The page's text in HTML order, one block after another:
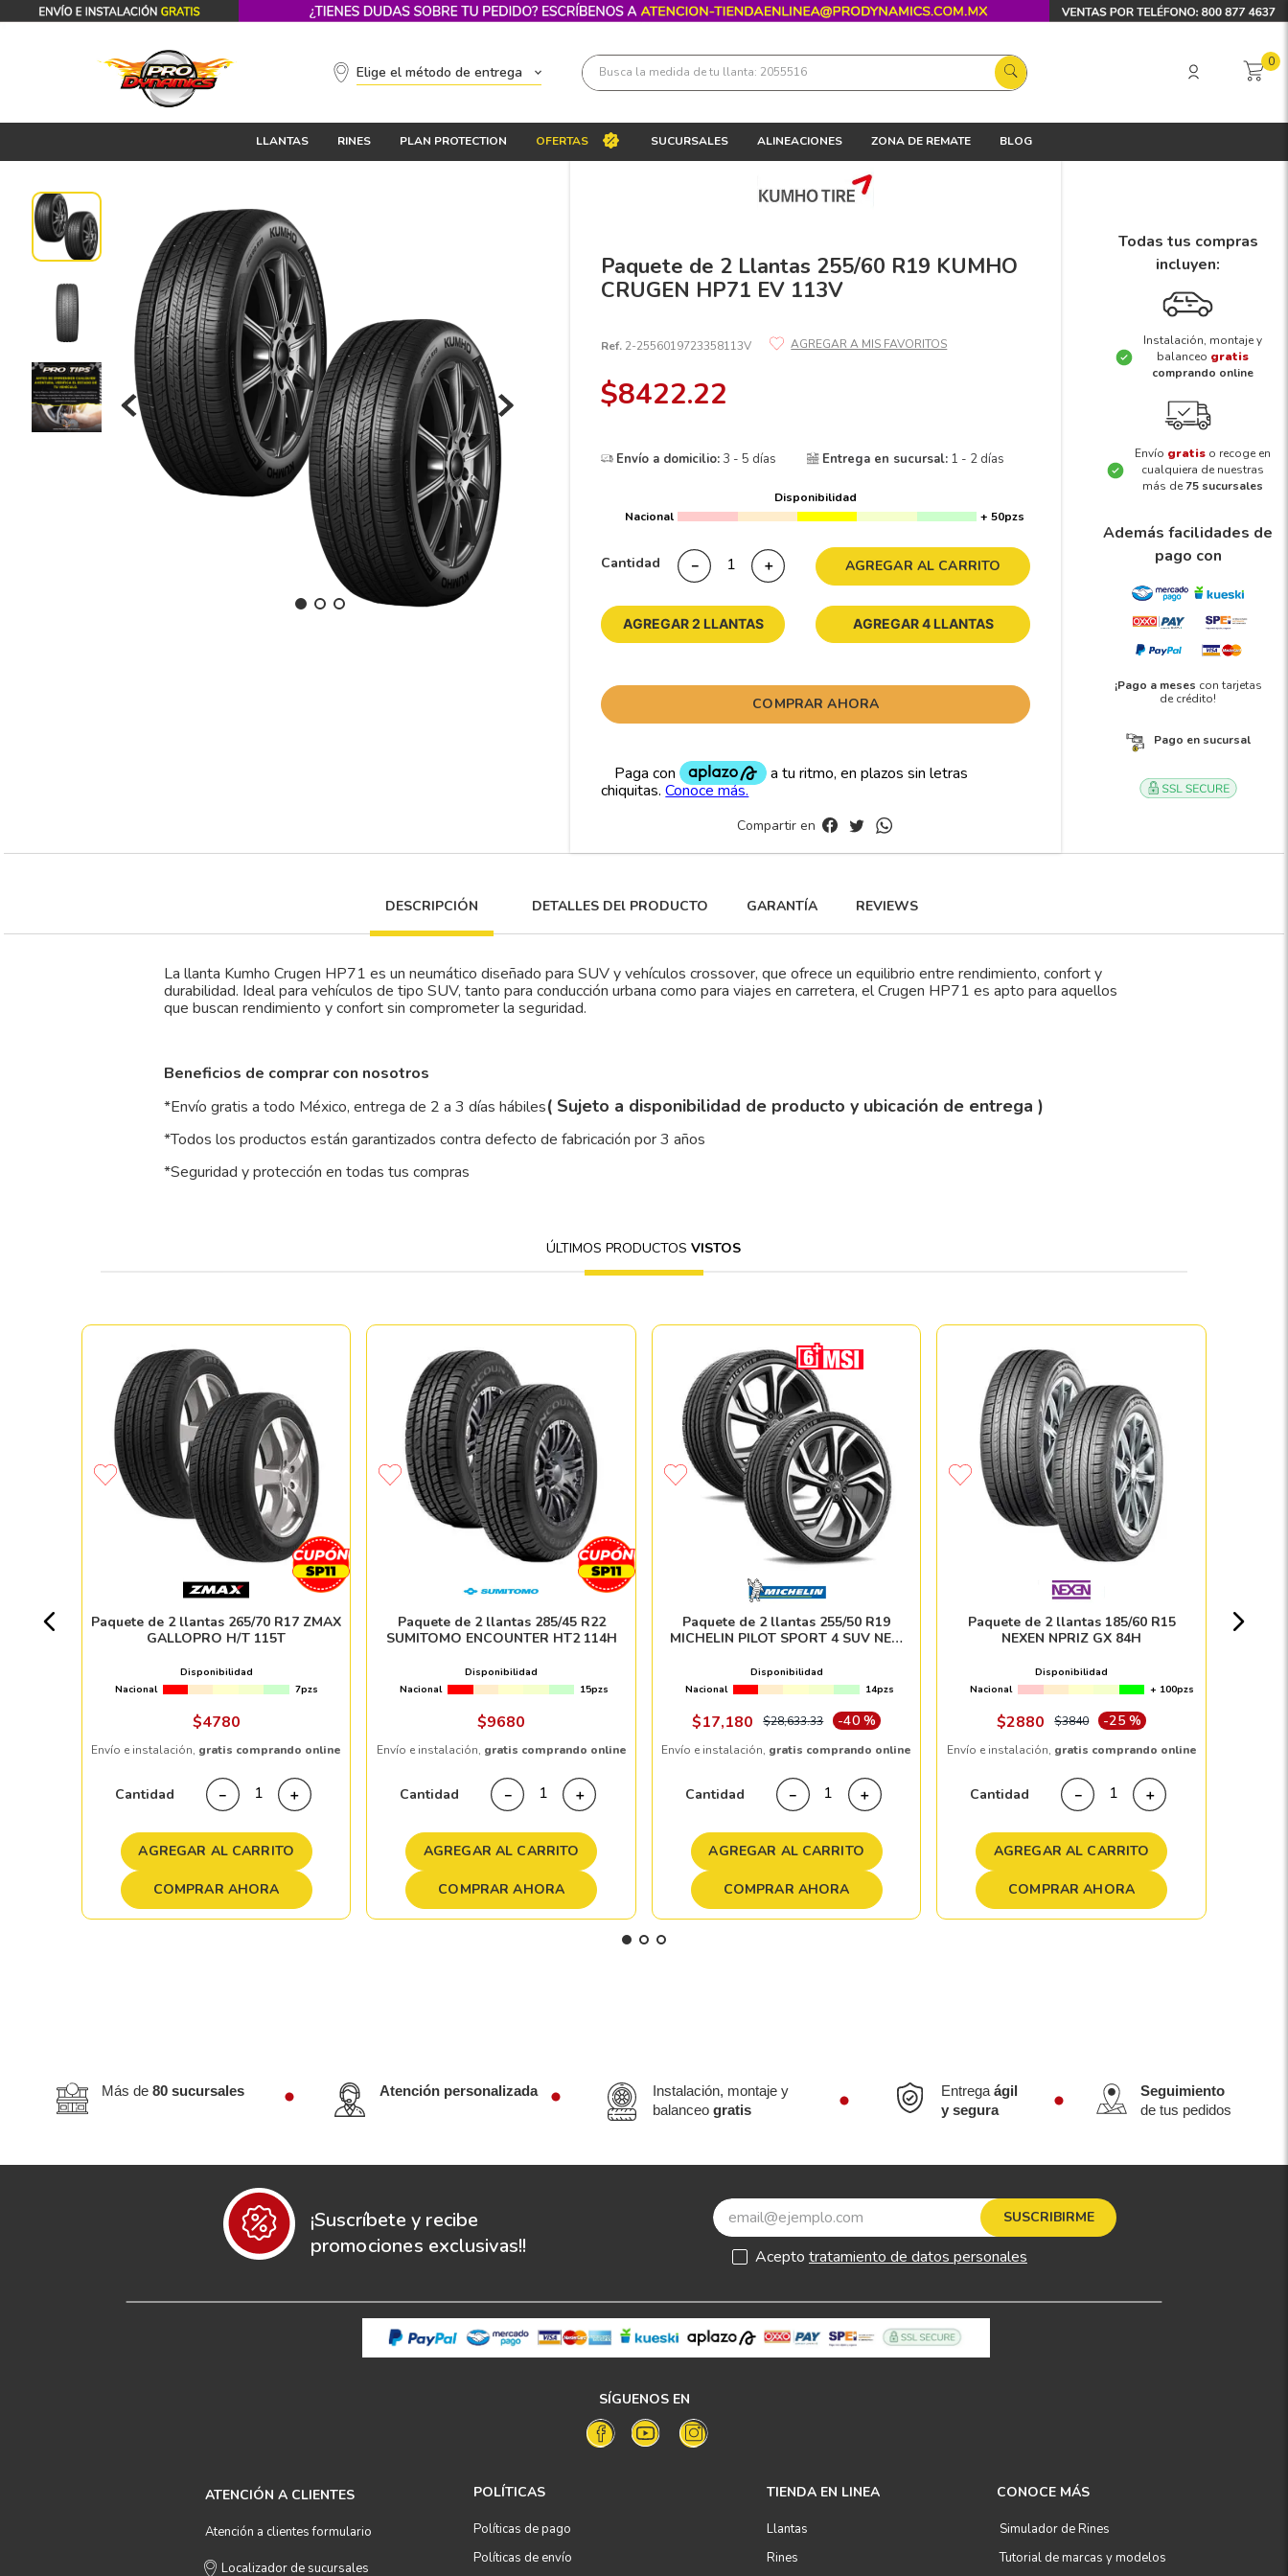
Elige el método de entrega Busca la medida de tu llanta: 2055516 0
LLANTAS RINES PLAN PROTECTION OFERTAS SUCURSALES ALINEACIONES ZONA DE REMATE BLOG
Paquete de 2 Llantas 255/60 R19 KUMHO
CRUGEN HP71 EV 113V
Ref. 2-2556019723358113V
$8422.22
Envío a domicilio:3 - 5 días Entrega en sucursal: 1 - 2 días
Disponibilidad
Nacional
+ 50pzs
Cantidad ＋
－ AGREGAR AL CARRITO
AGREGAR 2 LLANTAS AGREGAR 4 LLANTAS
COMPRAR AHORA
Compartir en
Todas tus compras
incluyen:
Instalación, montaje y
balanceo gratis
comprando online
Envío gratis o recoge en
cualquiera de nuestras
más de75 sucursales
Además facilidades de
pago con
¡Pago a meses con tarjetas
de crédito!
Pago en sucursal
DESCRIPCIÓN DETALLES DEl PRODUCTO GARANTÍA REVIEWS
La llanta Kumho Crugen HP71 es un neumático diseñado para SUV y vehículos crossover, que ofrece un equilibrio entre rendimiento, confort y
durabilidad. Ideal para vehículos de tipo SUV, tanto para conducción urbana como para viajes en carretera, el Crugen HP71 es apto para aquellos
que buscan rendimiento y confort sin comprometer la seguridad.
Beneficios de comprar con nosotros
*Envío gratis a todo México, entrega de 2 a 3 días hábiles( Sujeto a disponibilidad de producto y ubicación de entrega )
*Todos los productos están garantizados contra defecto de fabricación por 3 años
*Seguridad y protección en todas tus compras
ÚLTIMOS PRODUCTOSVISTOS
Paquete de 2 llantas 265/70 R17 ZMAX
GALLOPRO H/T 115T
Disponibilidad
Nacional
7pzs
$4780
Envío e instalación, gratis comprando online
Cantidad ＋
－
AGREGAR AL CARRITO
COMPRAR AHORA
Paquete de 2 llantas 285/45 R22
SUMITOMO ENCOUNTER HT2 114H
Disponibilidad
Nacional
15pzs
$9680
Envío e instalación, gratis comprando online
Cantidad ＋
－
AGREGAR AL CARRITO
COMPRAR AHORA
Paquete de 2 llantas 255/50 R19
MICHELIN PILOT SPORT 4 SUV NEO
Disponibilidad
Nacional
14pzs
$17,180 $28,633.33 -40 %
Envío e instalación, gratis comprando online
Cantidad ＋
－
AGREGAR AL CARRITO
COMPRAR AHORA
Paquete de 2 llantas 185/60 R15
NEXEN NPRIZ GX 84H
Disponibilidad
Nacional
+ 100pzs
$2880 $3840 -25 %
Envío e instalación, gratis comprando online
Cantidad ＋
－
AGREGAR AL CARRITO
COMPRAR AHORA
Más de 80 sucursales Atención personalizada
Instalación, montaje y
balanceogratis
Entregaágil
y segura
Seguimiento
de tus pedidos
¡Suscríbete y recibe
promociones exclusivas!!
SUSCRIBIRME
Acepto tratamiento de datos personales
SÍGUENOS EN
ATENCIÓN A CLIENTES
Atención a clientes formulario
Localizador de sucursales
POLÍTICAS
Políticas de pago
Políticas de envío
TIENDA EN LINEA
Llantas
Rines
CONOCE MÁS
Simulador de Rines
Tutorial de marcas y modelos
Términos más buscados
195 65 15